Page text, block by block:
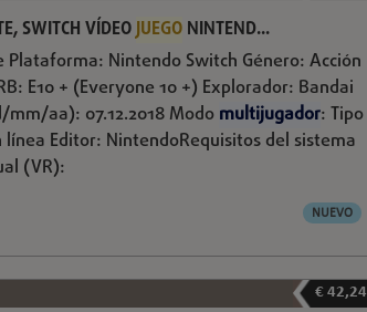
SWITCH VÍDEOJUEGO NINTEND...
Nintendo Switch Género: Acción
E10 + (Everyone 10 +) Explorador: Bandai
aa): 07.12.2018 Modo multijugador: Tipo
línea Editor: NintendoRequisitos del sistema
(VR):
NUEVO
€ 42,24